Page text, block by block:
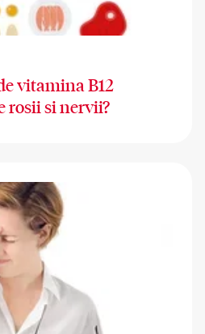
vitamina B12
rosii si nervii?